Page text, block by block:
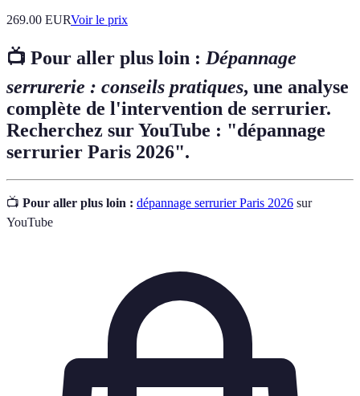
269.00 EURVoir le prix
📺 Pour aller plus loin : Dépannage
serrurerie : conseils pratiques, une analyse
complète de l'intervention de serrurier.
Recherchez sur YouTube : "dépannage
serrurier Paris 2026".
📺 Pour aller plus loin : dépannage serrurier Paris 2026 sur
YouTube